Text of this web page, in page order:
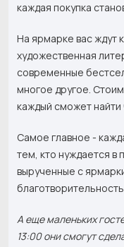
каждая покупка
На ярмарке вас ждут
художественная
современные
многое другое.
каждый сможет
Самое главное -
тем, кто нуждается в
вырученные с
А еще маленьких
13:00 они смогут